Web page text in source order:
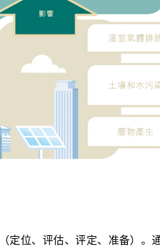
位、评估、评定、准备）。